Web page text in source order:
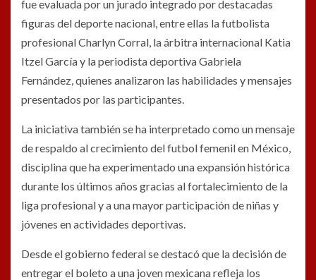
fue evaluada por un jurado integrado por destacadas
figuras del deporte nacional, entre ellas la futbolista
profesionalCharlyn Corral, la árbitra internacional Katia
Itzel Garcíay la periodista deportivaGabriela
Fernández, quienes analizaron las habilidades y mensajes
presentados por las participantes.
La iniciativa también se ha interpretado como un mensaje
de respaldo al crecimiento del futbol femenil en México,
disciplina que ha experimentado una expansión histórica
durante los últimos años gracias al fortalecimiento de la
liga profesional y a una mayor participación de niñas y
jóvenes en actividades deportivas.
Desde el gobierno federal se destacó que la decisión de
entregar el boleto a una joven mexicana refleja los